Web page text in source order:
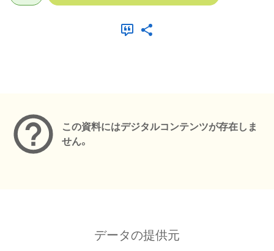
この資料にはデジタルコンテンツが存在しま
せん。
データの提供元